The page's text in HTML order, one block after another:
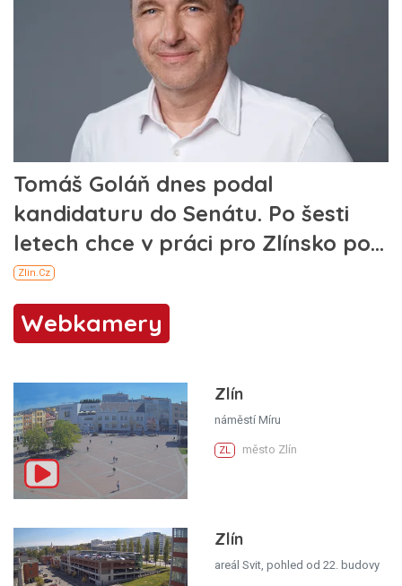
Webkamery
Zlín
náměstí Míru
ZL město Zlín
Zlín
areál Svit, pohled od 22. budovy